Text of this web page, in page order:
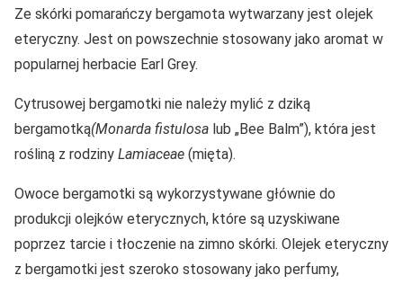
Ze skórki pomarańczy bergamota wytwarzany jest olejek
eteryczny. Jest on powszechnie stosowany jako aromat w
popularnej herbacie Earl Grey.
Cytrusowej bergamotki nie należy mylić z dziką
bergamotką(Monarda fistulosa lub „Bee Balm”), która jest
rośliną z rodziny Lamiaceae (mięta).
Owoce bergamotki są wykorzystywane głównie do
produkcji olejków eterycznych, które są uzyskiwane
poprzez tarcie i tłoczenie na zimno skórki. Olejek eteryczny
z bergamotki jest szeroko stosowany jako perfumy,